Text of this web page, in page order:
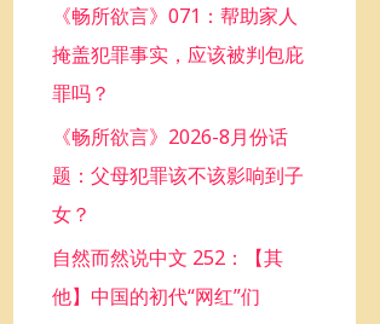
:
《畅所欲言》071：帮助家人
掩盖犯罪事实，应该被判包庇
罪吗？
《畅所欲言》2026-8月份话
题：父母犯罪该不该影响到子
女？
自然而然说中文 252：【其
他】中国的初代“网红”们